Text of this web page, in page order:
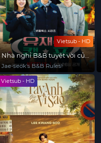
Vietsub - HD
Nhà nghỉ B&B tuyệt vời của
Jae Seok
Jae-seok's B&B Rules!
Vietsub - HD